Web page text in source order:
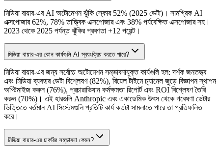
মিডিয়া বায়ার-এর AI অটোমেশন ঝুঁকি স্কোর 52% (2025 ডেটা)। সামগ্রিক AI
এক্সপোজার 62%, 78% তাত্ত্বিক এক্সপোজার এবং 38% পর্যবেক্ষিত এক্সপোজার সহ।
2023 থেকে 2025 পর্যন্ত ঝুঁকির প্রবণতা +12 পয়েন্ট।
মিডিয়া বায়ার-এর কোন কার্যগুলি AI স্বয়ংক্রিয় করতে পারে?
মিডিয়া বায়ার-এর জন্য সর্বোচ্চ অটোমেশন সম্ভাবনাযুক্ত কার্যগুলি হল: দর্শক জনতত্ত্ব
এবং মিডিয়া ব্যবহার ডেটা বিশ্লেষণ (82%), রিয়েল টাইমে চ্যানেল জুড়ে বিজ্ঞাপন স্থাপন
অপ্টিমাইজ করুন (76%), প্রচারাভিযান কর্মক্ষমতা রিপোর্ট এবং ROI বিশ্লেষণ তৈরি
করুন (70%)। এই হারগুলি Anthropic এবং একাডেমিক উৎস থেকে গবেষণা ডেটার
ভিত্তিতে বর্তমান AI সিস্টেমগুলি প্রতিটি কার্য কতটা সামলাতে পারে তা প্রতিফলিত
করে।
মিডিয়া বায়ার-এর চাকরির সম্ভাবনা কেমন?